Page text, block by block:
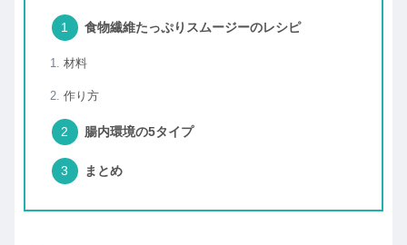
食物繊維たっぷりスムージーのレシピ
材料
作り方
腸内環境の5タイプ
まとめ